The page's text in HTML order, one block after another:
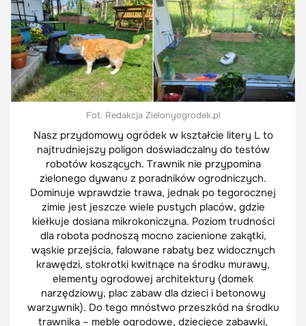
Fot. Redakcja Zielonyogrodek.pl
Nasz przydomowy ogródek w kształcie litery L to
najtrudniejszy poligon doświadczalny do testów
robotów koszących. Trawnik nie przypomina
zielonego dywanu z poradników ogrodniczych.
Dominuje wprawdzie trawa, jednak po tegorocznej
zimie jest jeszcze wiele pustych placów, gdzie
kiełkuje dosiana mikrokoniczyna. Poziom trudności
dla robota podnoszą mocno zacienione zakątki,
wąskie przejścia, falowane rabaty bez widocznych
krawędzi, stokrotki kwitnące na środku murawy,
elementy ogrodowej architektury (domek
narzędziowy, plac zabaw dla dzieci i betonowy
warzywnik). Do tego mnóstwo przeszkód na środku
trawnika – meble ogrodowe, dziecięce zabawki,